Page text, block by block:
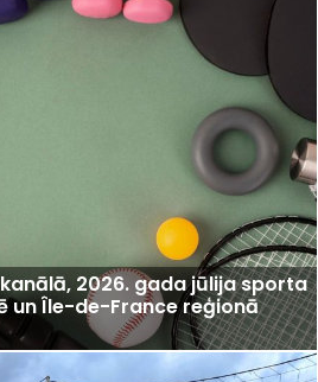
2026. gada jūlija sporta
un Île-de-France reģionā